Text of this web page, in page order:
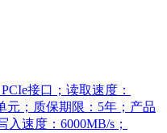
接口；读取速度：
元；质保期限：5年；产品
速度：6000MB/s；